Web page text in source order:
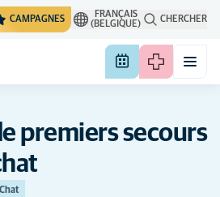
CAMPAGNES
FRANÇAIS
(BELGIQUE)
CHERCHER
premiers secours
Chat